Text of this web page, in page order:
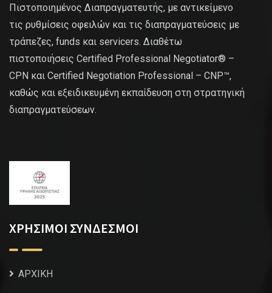
Πιστοποιημένος Διαπραγματευτής, με αντικείμενο
τις ρυθμίσεις οφειλών και τις διαπραγματεύσεις με
τράπεζες, funds και servicers. Διαθέτω
πιστοποιήσεις Certified Professional Negotiator® –
CPN και Certified Negotiation Professional – CNP™,
καθώς και εξειδικευμένη εκπαίδευση στη στρατηγική
διαπραγματεύσεων.
ΧΡΗΣΙΜΟΙ ΣΥΝΔΕΣΜΟΙ
ΑΡΧΙΚΗ